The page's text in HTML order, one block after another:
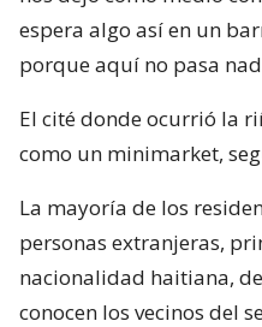
espera algo así en un
porque aquí no pasa
El cité donde ocurrió la
como un minimarket,
La mayoría de los
personas extranjeras,
nacionalidad haitiana,
conocen los vecinos del